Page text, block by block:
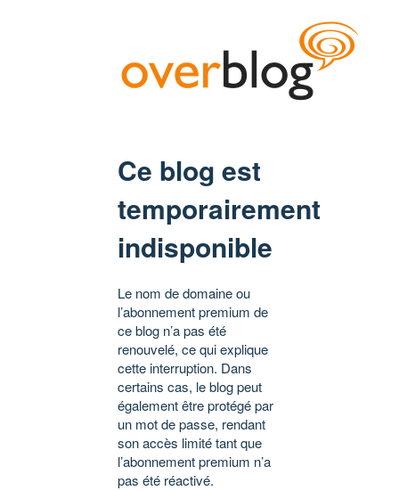
Ce blog est
temporairement
indisponible
Le nom de domaine ou
l’abonnement premium de
ce blog n’a pas été
renouvelé, ce qui explique
cette interruption. Dans
certains cas, le blog peut
également être protégé par
un mot de passe, rendant
son accès limité tant que
l’abonnement premium n’a
pas été réactivé.